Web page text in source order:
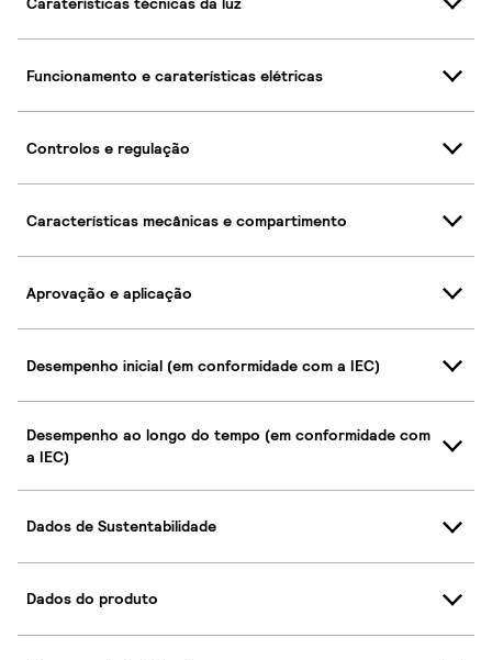
Funcionamento e caraterísticas elétricas
Controlos e regulação
Características mecânicas e compartimento
Aprovação e aplicação
Desempenho inicial (em conformidade com a IEC)
Desempenho ao longo do tempo (em conformidade com
a IEC)
Dados de Sustentabilidade
Dados do produto